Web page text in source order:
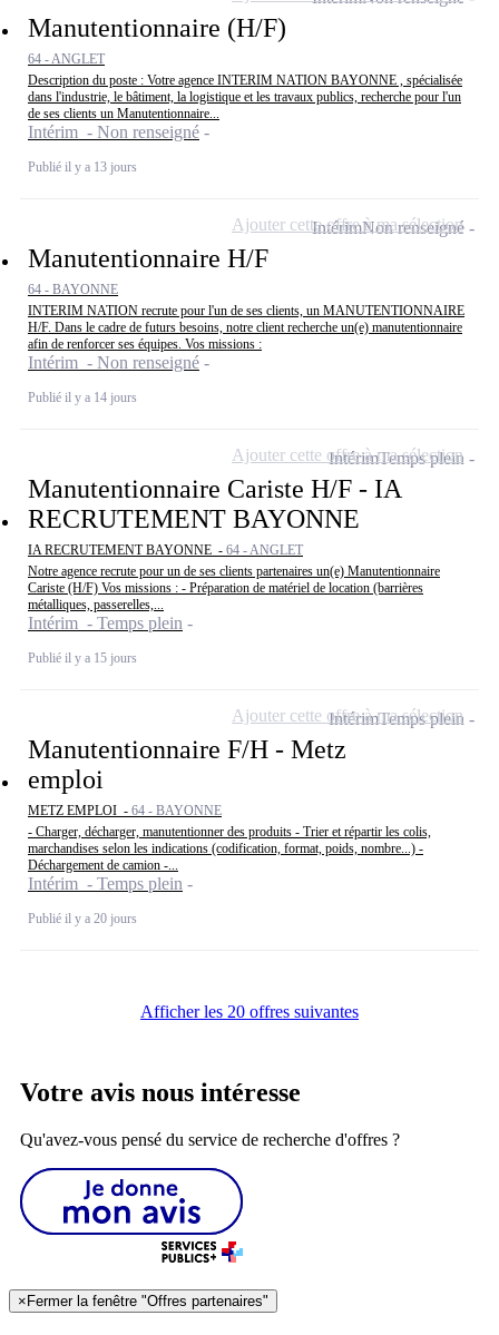
Manutentionnaire (H/F)
64 - ANGLET
Description du poste : Votre agence INTERIM NATION BAYONNE , spécialisée
dans l'industrie, le bâtiment, la logistique et les travaux publics, recherche pour l'un
de ses clients un Manutentionnaire...
Intérim - Non renseigné
Publié il y a 13 jours
Manutentionnaire H/F
64 - BAYONNE
INTERIM NATION recrute pour l'un de ses clients, un MANUTENTIONNAIRE
H/F. Dans le cadre de futurs besoins, notre client recherche un(e) manutentionnaire
afin de renforcer ses équipes. Vos missions :
Intérim - Non renseigné
Publié il y a 14 jours
IntérimNon renseigné
Ajouter cette offre à ma sélection
Manutentionnaire Cariste H/F - IA
RECRUTEMENT BAYONNE
IA RECRUTEMENT BAYONNE - 64 - ANGLET
Notre agence recrute pour un de ses clients partenaires un(e) Manutentionnaire
Cariste (H/F) Vos missions : - Préparation de matériel de location (barrières
métalliques, passerelles,...
Intérim - Temps plein
Publié il y a 15 jours
IntérimTemps plein
Ajouter cette offre à ma sélection
Manutentionnaire F/H - Metz
emploi
METZ EMPLOI - 64 - BAYONNE
- Charger, décharger, manutentionner des produits - Trier et répartir les colis,
marchandises selon les indications (codification, format, poids, nombre...) -
Déchargement de camion -...
Intérim - Temps plein
Publié il y a 20 jours
IntérimTemps plein
Ajouter cette offre à ma sélection
Afficher les 20 offres suivantes
Votre avis nous intéresse
Qu'avez-vous pensé du service de recherche d'offres ?
×Fermer la fenêtre "Offres partenaires"